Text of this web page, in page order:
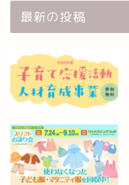
最新の投稿